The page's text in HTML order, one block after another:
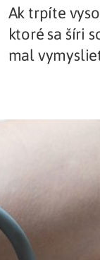
Zdravotné
Ak trpíte
ktoré sa šíri
mal